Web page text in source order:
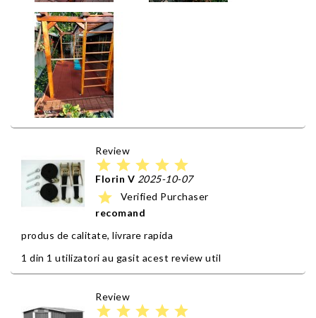
Review
star star star star star
Florin V 2025-10-07
star
Verified Purchaser
recomand
produs de calitate, livrare rapida
1 din 1 utilizatori au gasit acest review util
Review
star star star star star